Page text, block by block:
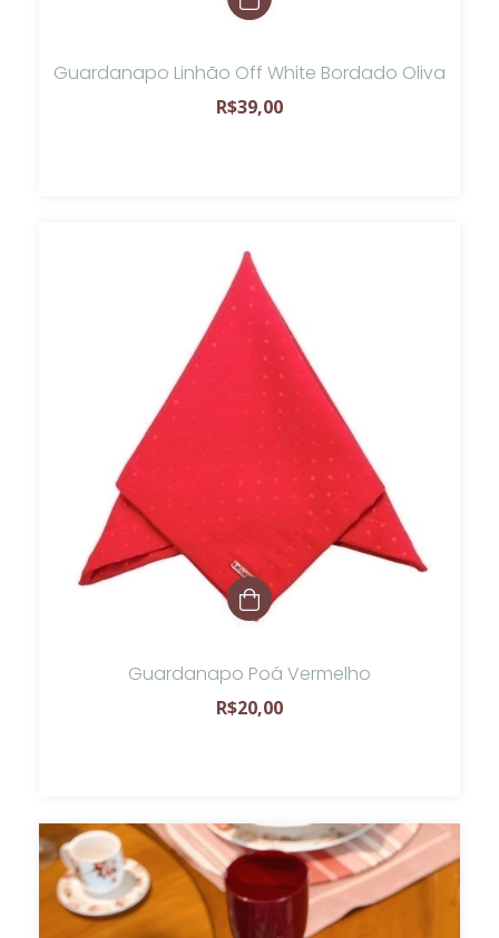
Guardanapo Linhão Off White Bordado Oliva
R$39,00
Guardanapo Poá Vermelho
R$20,00